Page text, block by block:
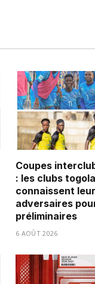
Coupes
: les clubs
connaissent
adversaires
préliminaires
6 AOÛT 2026